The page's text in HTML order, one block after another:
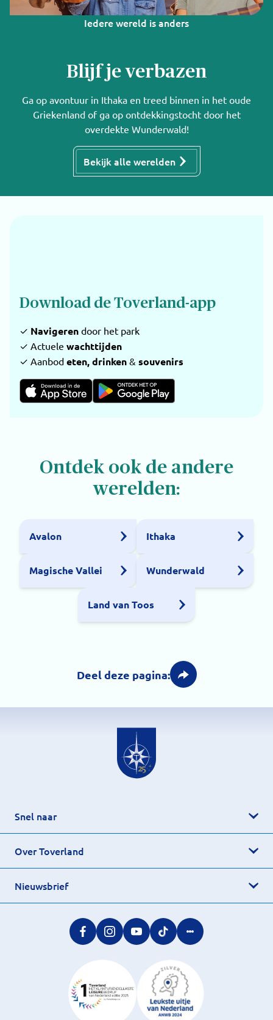
Iedere wereld is anders
Blijf je verbazen
Ga op avontuur in Ithaka en treed binnen in het oude
Griekenland of ga op ontdekkingstocht door het
overdekte Wunderwald!
Bekijk alle werelden
Download de Toverland-app
✓ Navigeren door het park
✓ Actuele wachttijden
✓ Aanbod eten, drinken & souvenirs
Ontdek ook de andere
werelden:
Avalon Ithaka
Magische Vallei Wunderwald
Land van Toos
Deel deze pagina:
Snel naar
Over Toverland
Nieuwsbrief